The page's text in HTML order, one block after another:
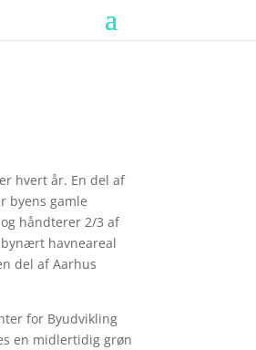
hvert år. En del af
byens gamle
håndterer 2/3 af
havneareal
del af Aarhus
for Byudvikling
en midlertidig grøn